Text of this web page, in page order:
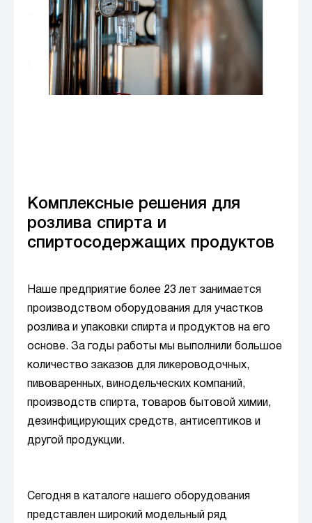
Комплексные решения для
розлива спирта и
спиртосодержащих продуктов
Наше предприятие более 23 лет занимается
производством оборудования для участков
розлива и упаковки спирта и продуктов на его
основе. За годы работы мы выполнили большое
количество заказов для ликероводочных,
пивоваренных, винодельческих компаний,
производств спирта, товаров бытовой химии,
дезинфицирующих средств, антисептиков и
другой продукции.
Сегодня в каталоге нашего оборудования
представлен широкий модельный ряд